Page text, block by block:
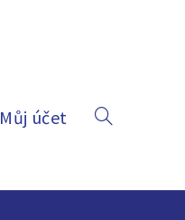
Můj účet